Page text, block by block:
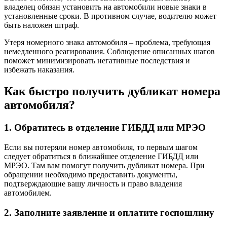
владелец обязан установить на автомобили новые знаки в
установленные сроки. В противном случае, водителю может
быть наложен штраф.
Утеря номерного знака автомобиля – проблема, требующая
немедленного реагирования. Соблюдение описанных шагов
поможет минимизировать негативные последствия и
избежать наказания.
Как быстро получить дубликат номера
автомобиля?
1. Обратитесь в отделение ГИБДД или МРЭО
Если вы потеряли номер автомобиля, то первым шагом
следует обратиться в ближайшее отделение ГИБДД или
МРЭО. Там вам помогут получить дубликат номера. При
обращении необходимо предоставить документы,
подтверждающие вашу личность и право владения
автомобилем.
2. Заполните заявление и оплатите госпошлину